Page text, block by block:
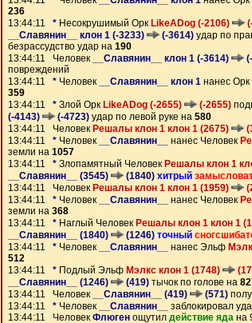
236
13:44:11 * Несокрушимый Орк LikeADog (-2106)
__Славянин__ клон 1 (-3233)
(-3614) удар по
безрассудство удар на 190
13:44:11 Человек
__Славянин__ клон 1 (-3614)
повреждений
13:44:11 * Человек __Славянин__ клон 1 нанес Орк
359
13:44:11 * Злой Орк LikeADog (-2655) (-2655)
(-4143)
(-4723) удар по левой руке на 580
13:44:11 Человек Решалы клон 1 клон 1 (2675)
13:44:11 * Человек __Славянин__ нанес Человек
земли на 1057
13:44:11 * Злопамятный Человек Решалы клон 1
__Славянин__ (3545)
(1840) хитрый
13:44:11 Человек Решалы клон 1 клон 1 (1959)
13:44:11 * Человек __Славянин__ нанес Человек
земли на 368
13:44:11 * Наглый Человек Решалы клон 1 клон 1
__Славянин__ (1840)
(1246) точный
13:44:11 * Человек __Славянин__ нанес Эльф
512
13:44:11 * Подлый Эльф Мэлкс клон 1 (1748)
__Славянин__ (1246)
(419) тычок по голове на
13:44:11 Человек
__Славянин__ (419) (571)
13:44:11 * Человек __Славянин__ заблокировал
13:44:11 ЧеловекФлюген ощутил действие яда на